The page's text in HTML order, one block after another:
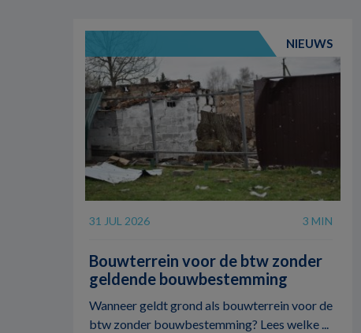
NIEUWS
31 JUL 2026 3 MIN
Bouwterrein voor de btw zonder
geldende bouwbestemming
Wanneer geldt grond als bouwterrein voor de
btw zonder bouwbestemming? Lees welke ...